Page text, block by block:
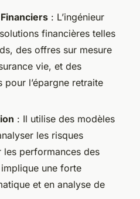
: L’ingénieur
financières telles
des offres sur mesure
vie, et des
l’épargne retraite
: Il utilise des modèles
les risques
performances des
une forte
et en analyse de